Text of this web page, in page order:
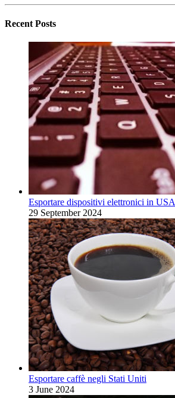
Recent Posts
Esportare dispositivi elettronici in USA
29 September 2024
Esportare caffè negli Stati Uniti
3 June 2024